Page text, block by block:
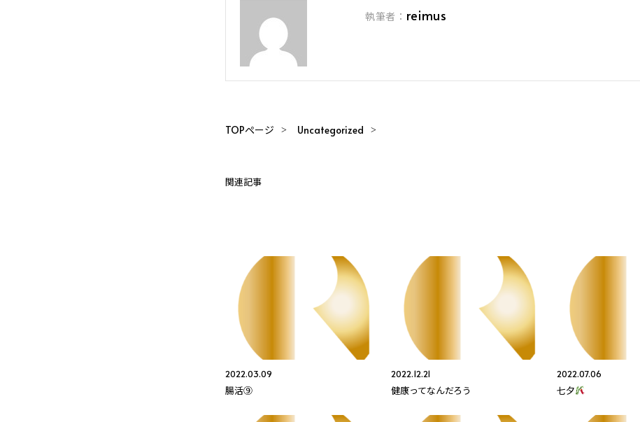
執筆者： reimus
TOPページ Uncategorized
関連記事
2022.03.09
腸活⑨
2022.12.21
健康ってなんだろう
2022.07.06
七夕